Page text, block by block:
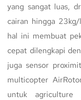
yang sangat luas,
cairan hingga
hal ini membuat
cepat dilengkapi
juga sensor
multicopter
untuk agriculture